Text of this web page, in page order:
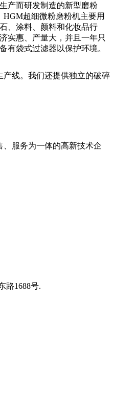
产而研发制造的新型磨粉
HGM超细微粉磨粉机主要用
、涂料、颜料和化妆品行
实惠、产量大，并且一年只
有袋式过滤器以保护环境。
线。我们还提供独立的破碎
服务为一体的高新技术企
路1688号.